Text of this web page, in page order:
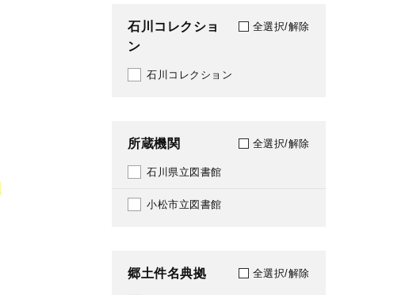
1968
1970
1972
1973
1974
1976
213
石川コレクショ
ン
全選択/解除
石川コレクション
所蔵機関 全選択/解除
石川県立図書館
小松市立図書館
郷土件名典拠 全選択/解除